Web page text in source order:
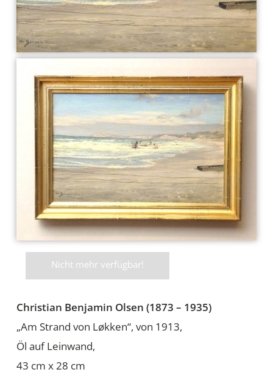
Nicht mehr verfügbar!
Christian Benjamin Olsen (1873 – 1935)
„Am Strand von Løkken“, von 1913,
Öl auf Leinwand,
43 cm x 28 cm